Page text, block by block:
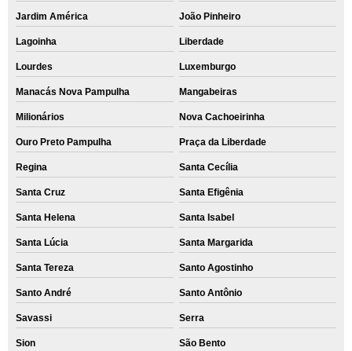
Jardim América João Pinheiro
Lagoinha Liberdade
Lourdes Luxemburgo
Manacás Nova Pampulha Mangabeiras
Milionários Nova Cachoeirinha
Ouro Preto Pampulha Praça da Liberdade
Regina Santa Cecília
Santa Cruz Santa Efigênia
Santa Helena Santa Isabel
Santa Lúcia Santa Margarida
Santa Tereza Santo Agostinho
Santo André Santo Antônio
Savassi Serra
Sion São Bento